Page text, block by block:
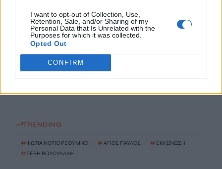
I want to opt-out of Collection, Use,
Retention, Sale, and/or Sharing of my
Personal Data that Is Unrelated with the
Purposes for which it was collected.
Opted Out
CONFIRM
Επίσκεψη της Σέβης Βολουδάκη στην Πυροσβεστική
Υπηρεσία Χανίων
7 Αυγούστου, 2026
Προθεσμία για να απολογηθεί την Τρίτη έλαβε η 46χρονη που
TRENDING
#ΦΩΤΙΑ ΝΟΤΙΟ ΡΕΘΥΜΝΟ # ΑΓΙΟΣ ΠΑΥΛΟΣ # ΕΚΚΕΝΩΣΗ
# ΣΕΒΗ ΒΟΛΟΥΔΑΚΗ